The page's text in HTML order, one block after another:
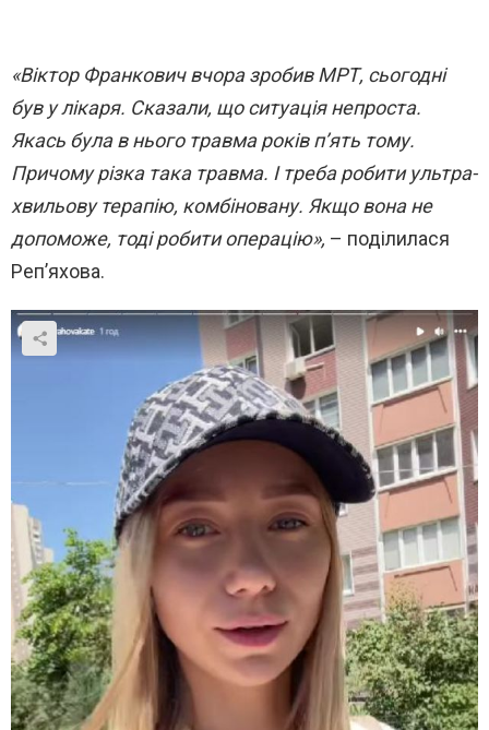
«Віктор Франкович вчора зробив МРТ, сьогодні
був у лікаря. Сказали, що ситуація непроста.
Якась була в нього травма років п’ять тому.
Причому різка така травма. І треба робити ультра-
хвильову терапію, комбіновану. Якщо вона не
допоможе, тоді робити операцію», – поділилася
Реп’яхова.